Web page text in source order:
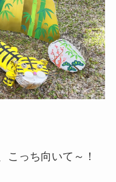
こっち向いて～！